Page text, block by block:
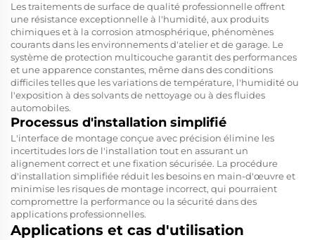
Les traitements de surface de qualité professionnelle offrent
une résistance exceptionnelle à l'humidité, aux produits
chimiques et à la corrosion atmosphérique, phénomènes
courants dans les environnements d'atelier et de garage. Le
système de protection multicouche garantit des performances
et une apparence constantes, même dans des conditions
difficiles telles que les variations de température, l'humidité ou
l'exposition à des solvants de nettoyage ou à des fluides
automobiles.
Processus d'installation simplifié
L'interface de montage conçue avec précision élimine les
incertitudes lors de l'installation tout en assurant un
alignement correct et une fixation sécurisée. La procédure
d'installation simplifiée réduit les besoins en main-d'œuvre et
minimise les risques de montage incorrect, qui pourraient
compromettre la performance ou la sécurité dans des
applications professionnelles.
Applications et cas d'utilisation